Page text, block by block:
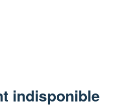
indisponible